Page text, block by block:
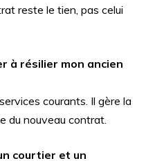
reste le tien, pas celui
à résilier mon ancien
courants. Il gère la
du nouveau contrat.
courtier et un